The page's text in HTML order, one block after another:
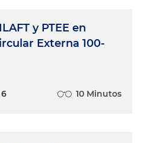
y PTEE en
Externa 100-
10 Minutos